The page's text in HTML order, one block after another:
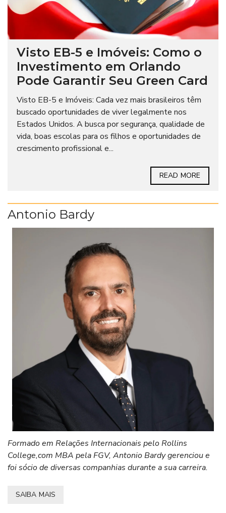
Visto EB-5 e Imóveis: Como o
Investimento em Orlando
Pode Garantir Seu Green Card
Visto EB-5 e Imóveis: Cada vez mais brasileiros têm
buscado oportunidades de viver legalmente nos
Estados Unidos. A busca por segurança, qualidade de
vida, boas escolas para os filhos e oportunidades de
crescimento profissional e...
READ MORE
Antonio Bardy
Formado em Relações Internacionais pelo Rollins
College,com MBA pela FGV, Antonio Bardy gerenciou e
foi sócio de diversas companhias durante a sua carreira.
SAIBA MAIS